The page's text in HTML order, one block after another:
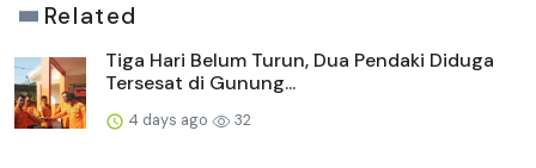
Related
Tiga Hari Belum Turun, Dua Pendaki Diduga
Tersesat di Gunung...
4 days ago 32